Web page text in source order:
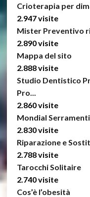
Crioterapia per
2.947 visite
Mister Preventivo
2.890 visite
Mappa del sito
2.888 visite
Studio Dentistico
Pro...
2.860 visite
Mondial Serramenti
2.830 visite
Riparazione e
2.788 visite
Tarocchi Solitaire
2.740 visite
Cos’è l’obesità